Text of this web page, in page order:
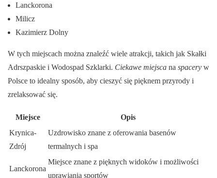
Lanckorona
Milicz
Kazimierz Dolny
W tych miejscach można znaleźć wiele atrakcji, takich jak Skałki
Adrszpaskie i Wodospad Szklarki. Ciekawe miejsca na spacery w
Polsce to idealny sposób, aby cieszyć się pięknem przyrody i
zrelaksować się.
Miejsce
Opis
Krynica-
Zdrój
Uzdrowisko znane z oferowania basenów
termalnych i spa
Lanckorona
Miejsce znane z pięknych widoków i możliwości
uprawiania sportów